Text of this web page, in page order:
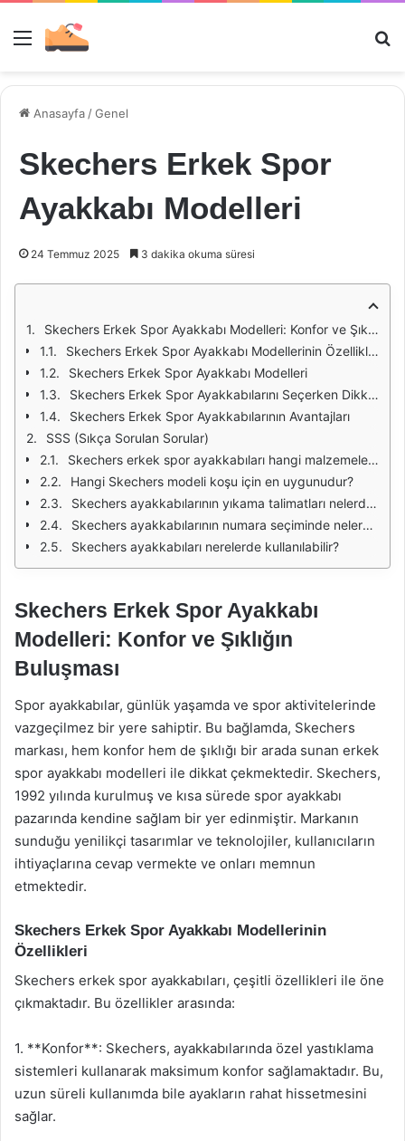
Menü
Anasayfa /Genel
Skechers Erkek Spor
Ayakkabı Modelleri
24 Temmuz 2025 3 dakika okuma süresi
Skechers Erkek Spor Ayakkabı Modelleri: Konfor ve Şıklığın Buluşması
Skechers Erkek Spor Ayakkabı Modellerinin Özellikleri
Skechers Erkek Spor Ayakkabı Modelleri
Skechers Erkek Spor Ayakkabılarını Seçerken Dikkat Edilmesi Gerekenler
Skechers Erkek Spor Ayakkabılarının Avantajları
SSS (Sıkça Sorulan Sorular)
Skechers erkek spor ayakkabıları hangi malzemelerden üretilmektedir?
Hangi Skechers modeli koşu için en uygunudur?
Skechers ayakkabılarının yıkama talimatları nelerdir?
Skechers ayakkabılarının numara seçiminde nelere dikkat edilmelidir?
Skechers ayakkabıları nerelerde kullanılabilir?
Skechers Erkek Spor Ayakkabı
Modelleri: Konfor ve Şıklığın
Buluşması
Spor ayakkabılar, günlük yaşamda ve spor aktivitelerinde
vazgeçilmez bir yere sahiptir. Bu bağlamda, Skechers
markası, hem konfor hem de şıklığı bir arada sunan erkek
spor ayakkabı modelleri ile dikkat çekmektedir. Skechers,
1992 yılında kurulmuş ve kısa sürede spor ayakkabı
pazarında kendine sağlam bir yer edinmiştir. Markanın
sunduğu yenilikçi tasarımlar ve teknolojiler, kullanıcıların
ihtiyaçlarına cevap vermekte ve onları memnun
etmektedir.
Skechers Erkek Spor Ayakkabı Modellerinin
Özellikleri
Skechers erkek spor ayakkabıları, çeşitli özellikleri ile öne
çıkmaktadır. Bu özellikler arasında:
1. **Konfor**: Skechers, ayakkabılarında özel yastıklama
sistemleri kullanarak maksimum konfor sağlamaktadır. Bu,
uzun süreli kullanımda bile ayakların rahat hissetmesini
sağlar.